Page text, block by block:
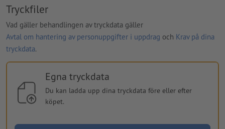
Tryckfiler
Vad gäller behandlingen av tryckdata gäller
Avtal om hantering av personuppgifter i uppdrag och Krav på dina
tryckdata.
Egna tryckdata
Du kan ladda upp dina tryckdata före eller efter
köpet.